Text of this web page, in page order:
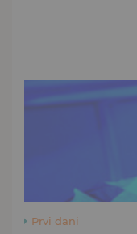
Prvi dani